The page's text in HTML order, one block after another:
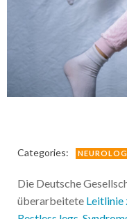
Categories:
Die Deutsche
überarbeitete Leitlinie